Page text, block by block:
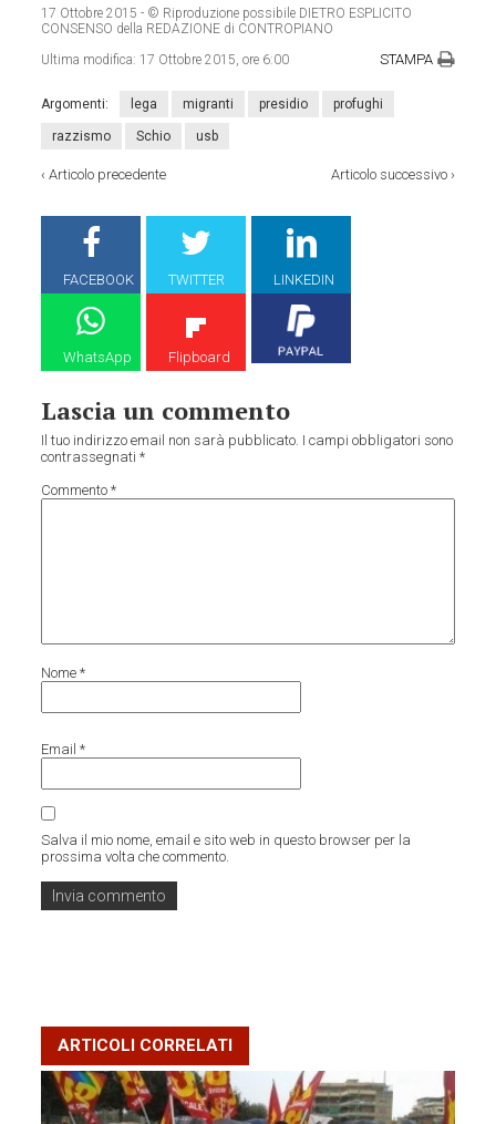
17 Ottobre 2015 - © Riproduzione possibile DIETRO ESPLICITO
CONSENSO della REDAZIONE di CONTROPIANO
Ultima modifica: 17 Ottobre 2015, ore 6:00 STAMPA
Argomenti: lega migranti presidio profughi
razzismo Schio usb
‹Articolo precedente Articolo successivo›
FACEBOOK TWITTER LINKEDIN
WhatsApp Flipboard
Lascia un commento
Il tuo indirizzo email non sarà pubblicato. I campi obbligatori sono
contrassegnati*
Commento*
Nome*
Email*
Salva il mio nome, email e sito web in questo browser per la
prossima volta che commento.
ARTICOLI CORRELATI